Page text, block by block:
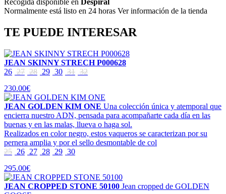
Normalmente está listo en 24 horas Ver información de la tienda
TE PUEDE INTERESAR
JEAN SKINNY STRECH P000628
26 27 28 29 30 31 32
230.00€
JEAN GOLDEN KIM ONE Una colección única y atemporal que
encierra nuestro ADN, pensada para acompañarte cada día en las
buenas y en las malas, llueva o haga sol.
Realizados en color negro, estos vaqueros se caracterizan por su
pernera amplia y por el sello desmontable de col
25 26 27 28 29 30
295.00€
JEAN CROPPED STONE 50100 Jean cropped de GOLDEN